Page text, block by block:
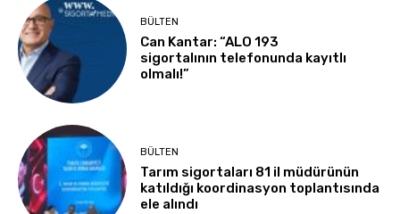
BÜLTEN
Can Kantar: “ALO 193
sigortalının telefonunda kayıtlı
olmalı!”
BÜLTEN
Tarım sigortaları 81 il müdürünün
katıldığı koordinasyon toplantısında
ele alındı